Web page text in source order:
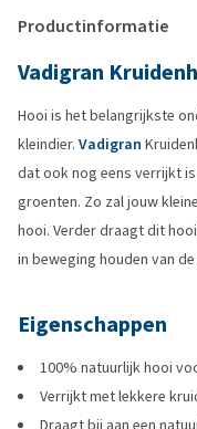
Productinformatie
Vadigran
Hooi is het belangrijkste
kleindier. Vadigran
dat ook nog eens verrijkt
groenten. Zo zal jouw
hooi. Verder draagt dit
in beweging houden van
Eigenschappen
100% natuurlijk hooi
Verrijkt met lekkere